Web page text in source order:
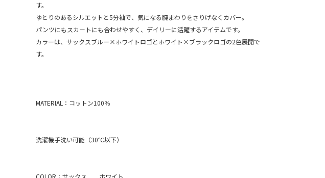
す。
ゆとりのあるシルエットと5分袖で、気になる腕まわりをさりげなくカバー。
パンツにもスカートにも合わせやすく、デイリーに活躍するアイテムです。
カラーは、サックスブルー×ホワイトロゴとホワイト×ブラックロゴの2色展開で
す。
MATERIAL：コットン100％
洗濯機手洗い可能（30℃以下）
COLOR：サックス ホワイト